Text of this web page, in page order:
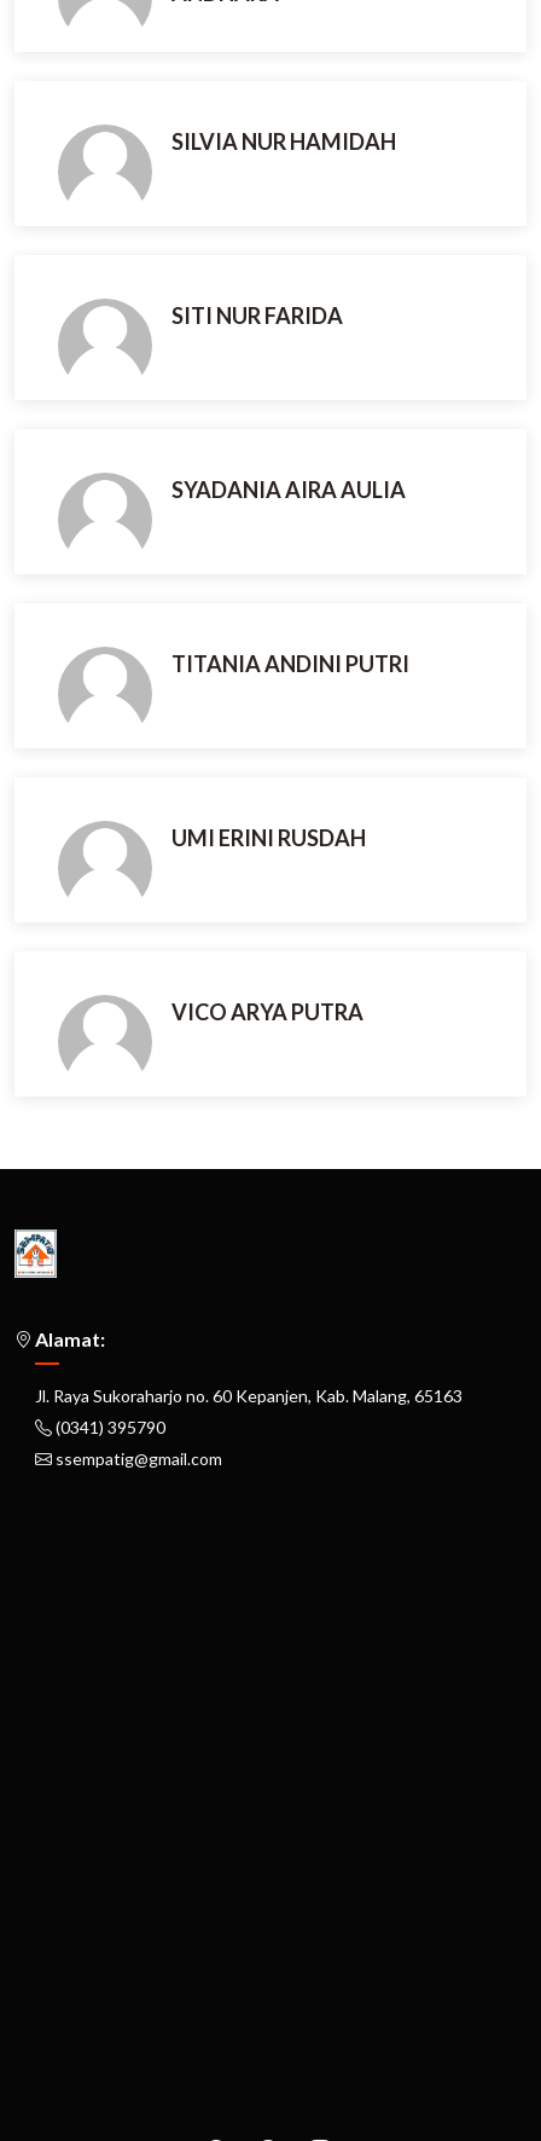
SILVIA NUR HAMIDAH
SITI NUR FARIDA
SYADANIA AIRA AULIA
TITANIA ANDINI PUTRI
UMI ERINI RUSDAH
VICO ARYA PUTRA
Alamat:
Jl. Raya Sukoraharjo no. 60 Kepanjen, Kab. Malang, 65163
(0341) 395790
ssempatig@gmail.com